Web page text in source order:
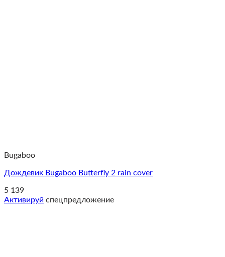
Bugaboo
Дождевик Bugaboo Butterfly 2 rain cover
5 139
Активируй спецпредложение